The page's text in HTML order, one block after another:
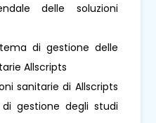
delle soluzioni
di gestione delle
Allscripts
sanitarie di Allscripts
gestione degli studi